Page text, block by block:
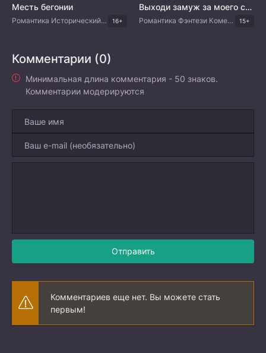
Месть бегонии
Романтика Исторический Драма Китайские дорамы 16+
Выходи замуж за моего супруга!
Романтика Фэнтези Комедия Драма Корейские дорамы 15+
Комментарии (0)
Минимальная длина комментария - 50 знаков.
Комментарии модерируются
Отправить
Комментариев еще нет. Вы можете стать
первым!